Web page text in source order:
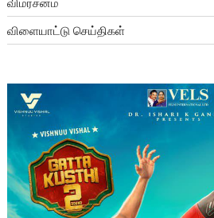
விளையாட்டு செய்திகள்